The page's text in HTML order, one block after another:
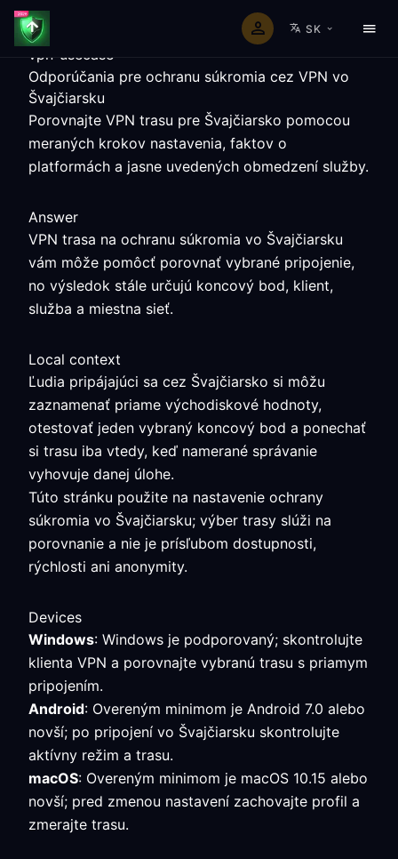
SK
vpn-usecase
Odporúčania pre ochranu súkromia cez VPN vo
Švajčiarsku
Porovnajte VPN trasu pre Švajčiarsko pomocou
meraných krokov nastavenia, faktov o
platformách a jasne uvedených obmedzení služby.
Answer
VPN trasa na ochranu súkromia vo Švajčiarsku
vám môže pomôcť porovnať vybrané pripojenie,
no výsledok stále určujú koncový bod, klient,
služba a miestna sieť.
Local context
Ľudia pripájajúci sa cez Švajčiarsko si môžu
zaznamenať priame východiskové hodnoty,
otestovať jeden vybraný koncový bod a ponechať
si trasu iba vtedy, keď namerané správanie
vyhovuje danej úlohe.
Túto stránku použite na nastavenie ochrany
súkromia vo Švajčiarsku; výber trasy slúži na
porovnanie a nie je prísľubom dostupnosti,
rýchlosti ani anonymity.
Devices
Windows: Windows je podporovaný; skontrolujte
klienta VPN a porovnajte vybranú trasu s priamym
pripojením.
Android: Overeným minimom je Android 7.0 alebo
novší; po pripojení vo Švajčiarsku skontrolujte
aktívny režim a trasu.
macOS: Overeným minimom je macOS 10.15 alebo
novší; pred zmenou nastavení zachovajte profil a
zmerajte trasu.